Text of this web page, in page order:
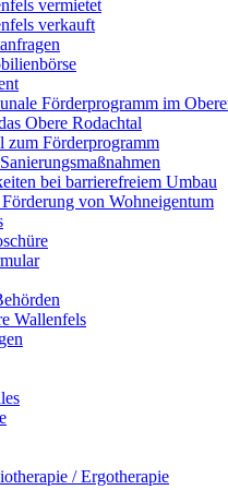
vermietet
verkauft
Förderprogramm im
Obere Rodachtal
zum Förderprogramm
bei barrierefreiem Umbau
von Wohneigentum
Wallenfels
/ Ergotherapie